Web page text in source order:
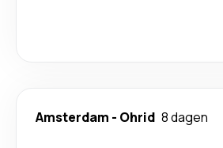
Amsterdam - Ohrid 8 dagen